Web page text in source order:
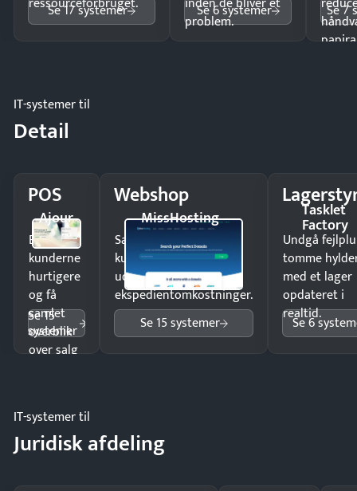
Se 17 systemer
problem.
Se 6 systemer Se 7
IT-systemer til
Detail
POS
Ajour
Ekspedér
kunderne
hurtigere
og få
samlet
overblik
over salg
Se 15
systemer
Webshop
MissHosting
Sælg produkter 24/7 til
kunder i hele landet
uden
ekspedientomkostninger.
Se 15 systemer
Tasklet
Factory
Undgå
tomme
med et lager
opdateret i
realtid.
Se 6
IT-systemer til
Juridisk afdeling